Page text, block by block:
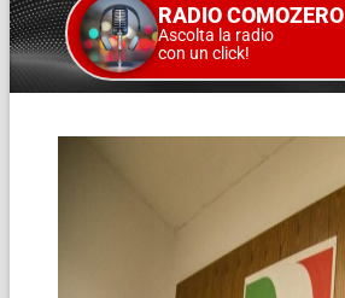
RADIO COMOZERO
Ascolta la radio
con un click!